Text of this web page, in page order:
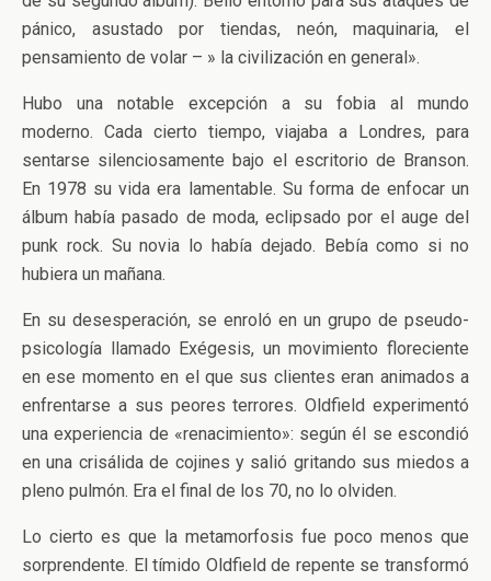
pánico, asustado por tiendas, neón, maquinaria, el
pensamiento de volar – » la civilización en general».
Hubo una notable excepción a su fobia al mundo
moderno. Cada cierto tiempo, viajaba a Londres, para
sentarse silenciosamente bajo el escritorio de Branson.
En 1978 su vida era lamentable. Su forma de enfocar un
álbum había pasado de moda, eclipsado por el auge del
punk rock. Su novia lo había dejado. Bebía como si no
hubiera un mañana.
En su desesperación, se enroló en un grupo de pseudo-
psicología llamado Exégesis, un movimiento floreciente
en ese momento en el que sus clientes eran animados a
enfrentarse a sus peores terrores. Oldfield experimentó
una experiencia de «renacimiento»: según él se escondió
en una crisálida de cojines y salió gritando sus miedos a
pleno pulmón. Era el final de los 70, no lo olviden.
Lo cierto es que la metamorfosis fue poco menos que
sorprendente. El tímido Oldfield de repente se transformó